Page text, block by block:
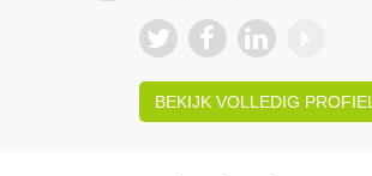
BEKIJK VOLLEDIG PROFIEL